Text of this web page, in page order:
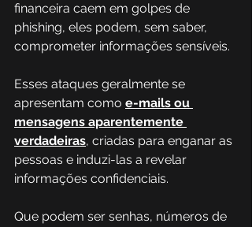
financeira caem em golpes de
phishing, eles podem, sem saber,
comprometer informações sensíveis.
Esses ataques geralmente se
apresentam como e-mails ou
mensagens aparentemente
verdadeiras, criadas para enganar as
pessoas e induzi-las a revelar
informações confidenciais.
Que podem ser senhas, números de